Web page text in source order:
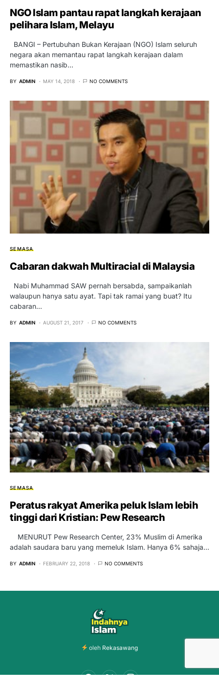
NGO Islam pantau rapat langkah kerajaan
pelihara Islam, Melayu
BANGI – Pertubuhan Bukan Kerajaan (NGO) Islam seluruh
negara akan memantau rapat langkah kerajaan dalam
memastikan nasib…
BY ADMIN MAY 14, 2018 NO COMMENTS
SEMASA
Cabaran dakwah Multiracial di Malaysia
Nabi Muhammad SAW pernah bersabda, sampaikanlah
walaupun hanya satu ayat. Tapi tak ramai yang buat? Itu
cabaran…
BY ADMIN AUGUST 21, 2017 NO COMMENTS
SEMASA
Peratus rakyat Amerika peluk Islam lebih
tinggi dari Kristian: Pew Research
MENURUT Pew Research Center, 23% Muslim di Amerika
adalah saudara baru yang memeluk Islam. Hanya 6% sahaja…
BY ADMIN FEBRUARY 22, 2018 NO COMMENTS
oleh Rekasawang